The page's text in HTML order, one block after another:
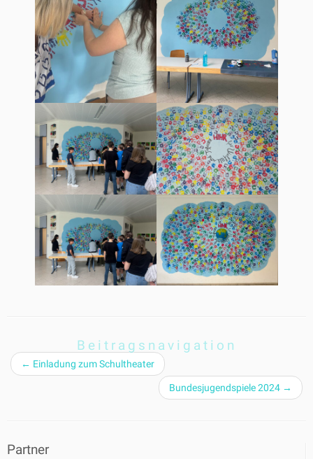
Beitragsnavigation
← Einladung zum Schultheater
Bundesjugendspiele 2024 →
Partner